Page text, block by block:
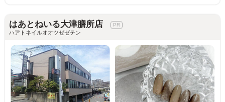
はあとねいる大津膳所店
ハアトネイルオオツゼゼテン